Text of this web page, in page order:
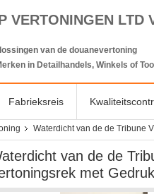
VERTONINGEN LTD
van de douanevertoning
in Detailhandels, Winkels of
Fabrieksreis
Waterdicht van de de Tribune
van de de
met